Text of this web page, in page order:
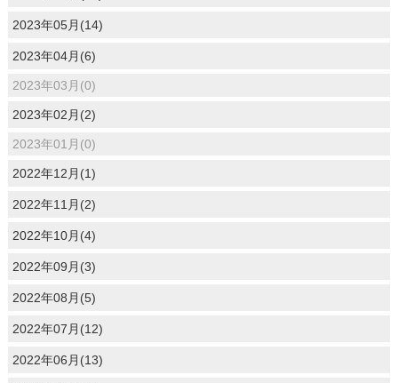
2023年05月(14)
2023年04月(6)
2023年03月(0)
2023年02月(2)
2023年01月(0)
2022年12月(1)
2022年11月(2)
2022年10月(4)
2022年09月(3)
2022年08月(5)
2022年07月(12)
2022年06月(13)